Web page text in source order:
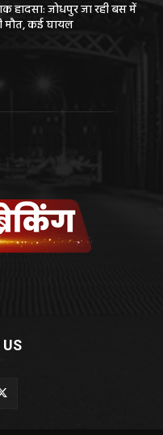
हादसा: जोधपुर जा रही बस में
मौत, कई घायल
US